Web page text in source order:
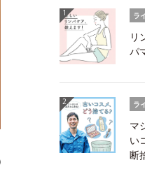
ラ
リ
パ
ラ
マ
い
断